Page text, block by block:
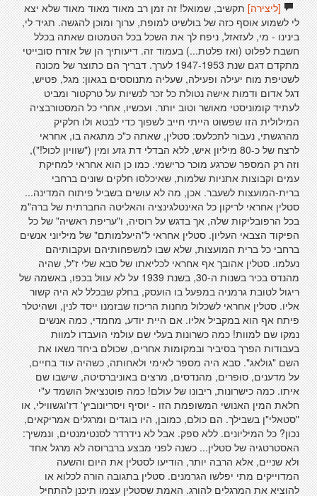
[ליצירה]תקשיב, שמואל! זה זמן רב מאוד מאוד מאוד שלא יצא
לי לשמוע אוסף כזה של בולשיט למופת, ערוך ומוכן להגשה. תגיד לי,
בינינו - מי, לעזאזל, ניפח לך את השכל בכל הטמטום שאתה בכלל
חשבת לפלוט (ואז פלטת...) בעמוד זה. דיעותיך הן של אזרח סובייטי
מתקדם דגם שנת 1947-1953 לערך. דבריך הם כתוצר של מכונה
לשטיפת מוח יעילה ופעילה, שעליה מתנוססים בגאון: מגל, פטיש,
דגל אדום ודמות אישה נטולת כל זכר לנשיות על טרקטור ומביט
לעתיד קומוניסטי מאושר וטוב יותר. ועכשיו, אחרי כל המסטורבציה
המילולית הזו שפשוט הייתי חייב לשפוך כדי לבטא ולו חלקיק
מהרגשתי, נעבור לתכלעס: סטלין, שאתה כ"כ מתגאה בו, אחראי
לרצח של כ-80 מיליון איש, ללא הבדלי דת גזע ומין ("שוויון לכול!"),
וזה רק המספר שכרגע מוכר כרישמי. כמו כן הוא אחראי למחיקת
עמים וקבוצות אתניות שלמות, שאיכלסו חלקים שונים ברחבי
ברית-המועצות לשעבר. אכן, מה לא עושים בשביל פיתוח המדינה...
סטלין אחראי לריקון כל האינטלגינציה והאליטה החברתית של ברה"מ
בכל הרפובליקות שלה, אך בדגש על רוסיה, ו"עריפת ראשיה" של כל
הפיקוד הצבאי העליון. סטלין אחראי ל"היעלמותם" של מיליוני אנשים
ברחבי כל ברית המועצות, שלא שבו למשפחותיהם ועקבותיהם
נעלמו. סטלין אהובך אף אחראי לכליאתו של סבא שלי ז"ל, שהיה
מהנדס בכיר בשנות ה-30, בשנת 1939 על לא עוול בכפו, באשמה של
ריגול לטובת גרמניה במפעל בו הועסק, בחלק שבכלל לא היה קשור
אליו. סטלין אחראי לשכלול מחנות הריכוז שבזמנו ייסד לנין, ושהיטלר
פיתח אף הוא במקביל אליו. אם היית יודע, מחמדי, כמה אנשים
נמקו שם למוות! כמה כשרונות בעלי שם עולמי הועבדו למוות
בעבודות הפרך בסיביר ובמקומות אחרים, שכולם ביחד נשאו את
השם "גולאג". סבא היה מספר לאימי ולאחותה, כשהיה עוד בחיים,
על מדענים, סופרים, מהנדסים, מרצים באוניברסיטה, שישבו שם
איתו. כמה כישרונות, ריבונו של עולם! כמה פוטנציאל הושמד ע"י
חלאת המין האנושי המשופמת הזו - יוסיף ויסריונוביץ' דז'וגשווילי, או
"סטאלי"ן בשבילך. הם כולם, כמובן, היו בוגדים ומרגלים אמריקאים,
נכון? כל המיליונים. ללא ספק. אבל לא נידרדר לסנטימנטים, ונמשיך:
האסטרטגיה של סטלין... כשנה לפני מבצע ברברוסה לא מרגל אחד
ולא שניים, אלא הרבה יותר, הודיעו לסטלין את היום והשעה
המדוייקים מתי יפלשו הגרמנים. סטלין בתגובה הורה לכלוא או
להוציא את המרגלים להורג. האמת שסטלין עצמו תיכנן להתחיל